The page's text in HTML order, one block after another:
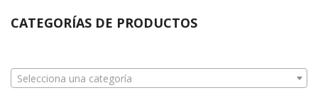
CATEGORÍAS DE PRODUCTOS
Selecciona una categoría